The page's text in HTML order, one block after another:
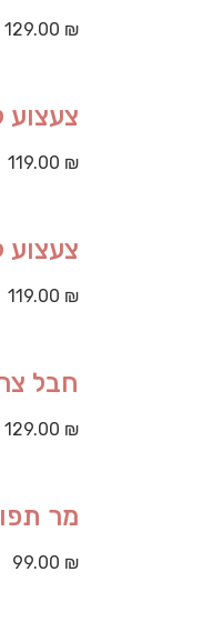
129.00 ₪
צעצוע
119.00 ₪
צעצוע
119.00 ₪
חבל צהוב
129.00 ₪
מר תפוא
99.00 ₪